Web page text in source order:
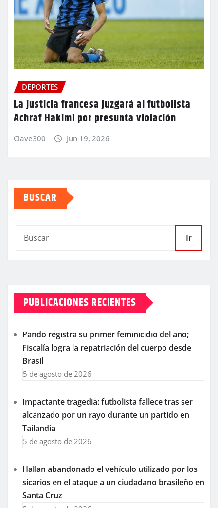
DEPORTES
La justicia francesa juzgará al futbolista
Achraf Hakimi por presunta violación
Clave300 Jun 19, 2026
BUSCAR
Ir
PUBLICACIONES RECIENTES
Pando registra su primer feminicidio del año;
Fiscalía logra la repatriación del cuerpo desde
Brasil
5 de agosto de 2026
Impactante tragedia: futbolista fallece tras ser
alcanzado por un rayo durante un partido en
Tailandia
5 de agosto de 2026
Hallan abandonado el vehículo utilizado por los
sicarios en el ataque a un ciudadano brasileño en
Santa Cruz